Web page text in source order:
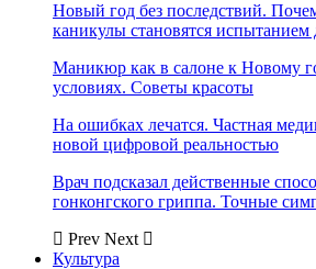
Новый год без последствий.
каникулы становятся
Маникюр как в салоне к Новому
условиях. Советы красоты
На ошибках лечатся. Частная
новой цифровой реальностью
Врач подсказал действенные
гонконгского гриппа. Точные
Prev Next
Культура